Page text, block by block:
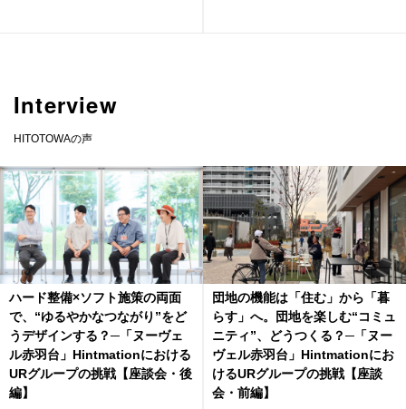
Interview
HITOTOWAの声
ハード整備×ソフト施策の両面
で、“ゆるやかなつながり”をど
うデザインする？─「ヌーヴェ
ル赤羽台」Hintmationにおける
URグループの挑戦【座談会・後
編】
団地の機能は「住む」から「暮
らす」へ。団地を楽しむ“コミュ
ニティ”、どうつくる？─「ヌー
ヴェル赤羽台」Hintmationにお
けるURグループの挑戦【座談
会・前編】